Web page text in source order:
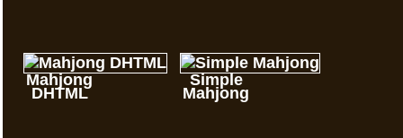
Mahjong
DHTML
Simple
Mahjong